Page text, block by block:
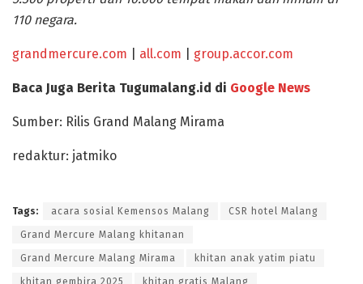
110 negara.
grandmercure.com all.com group.accor.com
Baca Juga Berita Tugumalang.id di Google News
Sumber: Rilis Grand Malang Mirama
redaktur: jatmiko
Tags: acara sosial Kemensos Malang CSR hotel Malang
Grand Mercure Malang khitanan
Grand Mercure Malang Mirama khitan anak yatim piatu
khitan gembira 2025 khitan gratis Malang